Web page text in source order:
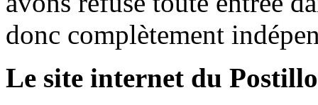
donc complètement
Le site internet du